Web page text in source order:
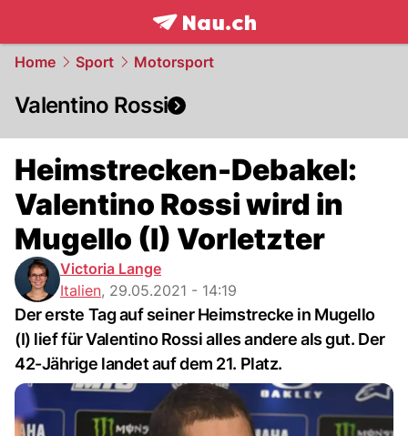
frontpage.NAU.ch
Home Sport Motorsport
Valentino Rossi
Heimstrecken-Debakel:
Valentino Rossi wird in
Mugello (I) Vorletzter
Victoria Lange
Italien, 29.05.2021 - 14:19
Der erste Tag auf seiner Heimstrecke in Mugello
(I) lief für Valentino Rossi alles andere als gut. Der
42-Jährige landet auf dem 21. Platz.